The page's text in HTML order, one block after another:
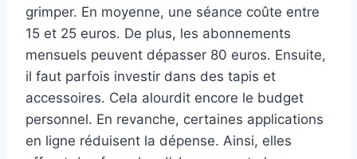
grimper. En moyenne, une séance coûte entre
15 et 25 euros. De plus, les abonnements
mensuels peuvent dépasser 80 euros. Ensuite,
il faut parfois investir dans des tapis et
accessoires. Cela alourdit encore le budget
personnel. En revanche, certaines applications
en ligne réduisent la dépense. Ainsi, elles